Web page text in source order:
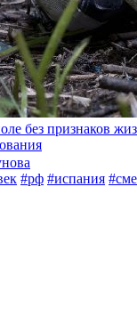
без признаков
#рф #испания